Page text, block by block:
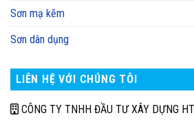
Sơn mạ kẽm
Sơn dân dụng
LIÊN HỆ VỚI CHÚNG TÔI
CÔNG TY TNHH ĐẦU TƯ XÂY DỰNG